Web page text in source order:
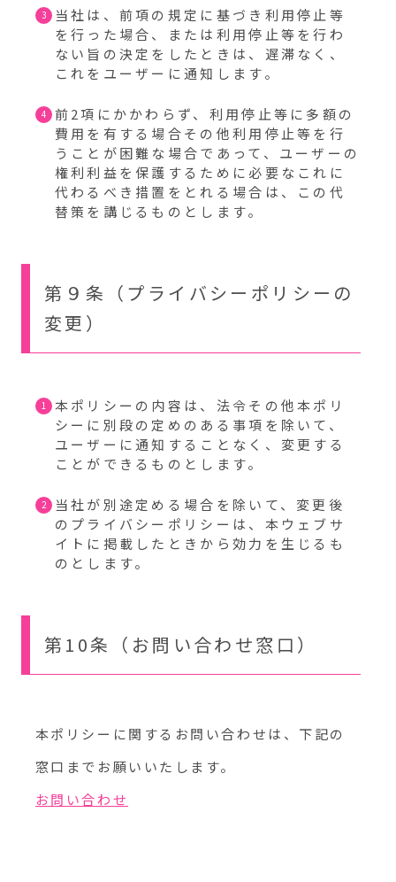
当社は、前項の規定に基づき利用停止等
を行った場合、または利用停止等を行わ
ない旨の決定をしたときは、遅滞なく、
これをユーザーに通知します。
前2項にかかわらず、利用停止等に多額の
費用を有する場合その他利用停止等を行
うことが困難な場合であって、ユーザーの
権利利益を保護するために必要なこれに
代わるべき措置をとれる場合は、この代
替策を講じるものとします。
第９条（プライバシーポリシーの
変更）
本ポリシーの内容は、法令その他本ポリ
シーに別段の定めのある事項を除いて、
ユーザーに通知することなく、変更する
ことができるものとします。
当社が別途定める場合を除いて、変更後
のプライバシーポリシーは、本ウェブサ
イトに掲載したときから効力を生じるも
のとします。
第10条（お問い合わせ窓口）
本ポリシーに関するお問い合わせは、下記の
窓口までお願いいたします。
お問い合わせ